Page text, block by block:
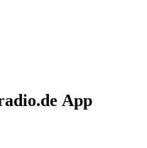
App